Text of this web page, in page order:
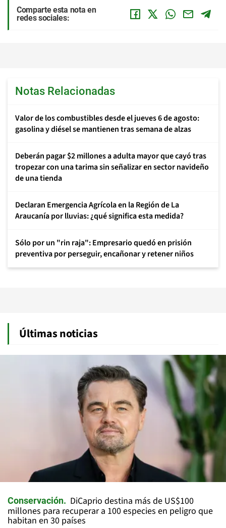
Comparte esta nota en
redes sociales:
Notas Relacionadas
Valor de los combustibles desde el jueves 6 de agosto:
gasolina y diésel se mantienen tras semana de alzas
Deberán pagar $2 millones a adulta mayor que cayó tras
tropezar con una tarima sin señalizar en sector navideño
de una tienda
Declaran Emergencia Agrícola en la Región de La
Araucanía por lluvias: ¿qué significa esta medida?
Sólo por un "rin raja": Empresario quedó en prisión
preventiva por perseguir, encañonar y retener niños
Últimas noticias
Conservación
DiCaprio destina más de US$100
millones para recuperar a 100 especies en peligro que
habitan en 30 países